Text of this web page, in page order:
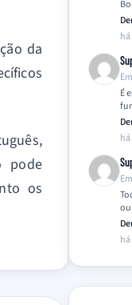
da
pode
os
É